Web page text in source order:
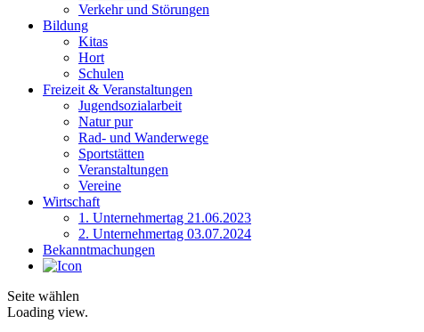
Verkehr und Störungen
Bildung
Kitas
Hort
Schulen
Freizeit & Veranstaltungen
Jugendsozialarbeit
Natur pur
Rad- und Wanderwege
Sportstätten
Veranstaltungen
Vereine
Wirtschaft
1. Unternehmertag 21.06.2023
2. Unternehmertag 03.07.2024
Bekanntmachungen
Seite wählen
Loading view.